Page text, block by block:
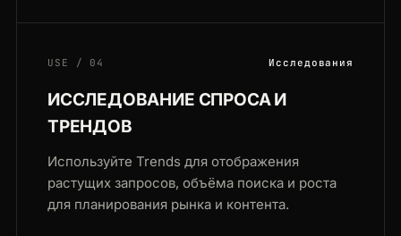
USE / 04 Исследования
ИССЛЕДОВАНИЕ СПРОСА И
ТРЕНДОВ
Используйте Trends для отображения
растущих запросов, объёма поиска и роста
для планирования рынка и контента.